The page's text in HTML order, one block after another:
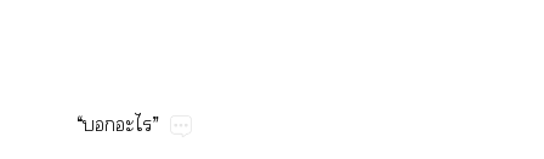
“​​”